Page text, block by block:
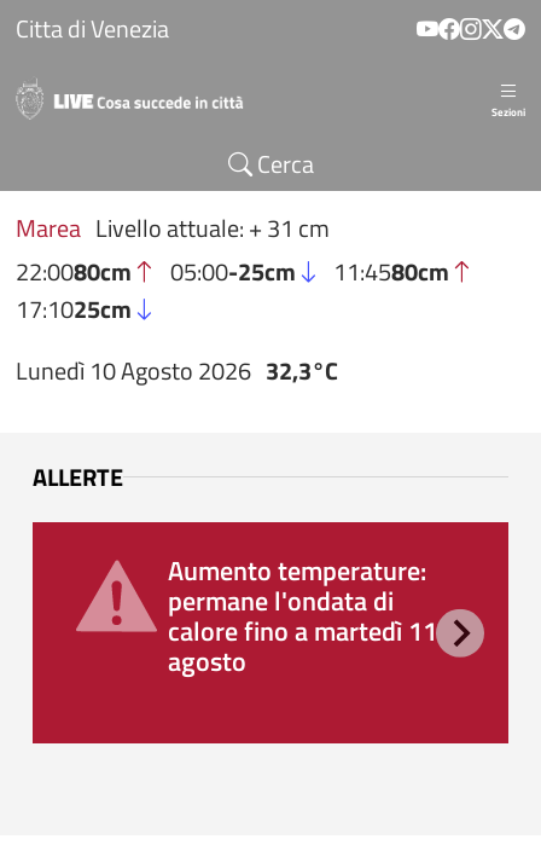
Salta al contenuto principale
Citta di Venezia
Sezioni
Cerca
Marea Livello attuale: + 31 cm
22:0080cm 05:00-25cm 11:4580cm
17:1025cm
Lunedì 10 Agosto 2026 32,3°C
ALLERTE
Aumento temperature:
permane l'ondata di
calore fino a martedì 11
agosto